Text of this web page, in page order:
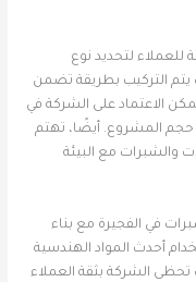
للعملاء لتحديد نوع
التركيب بطريقة تضمن
الاعتماد على الشركة في
المشروع. أيضًا، تهتم
والشبرات مع البيئة
في الفجيرة مع بناء
أحدث المواد الهندسية
الشركة بثقة العملاء